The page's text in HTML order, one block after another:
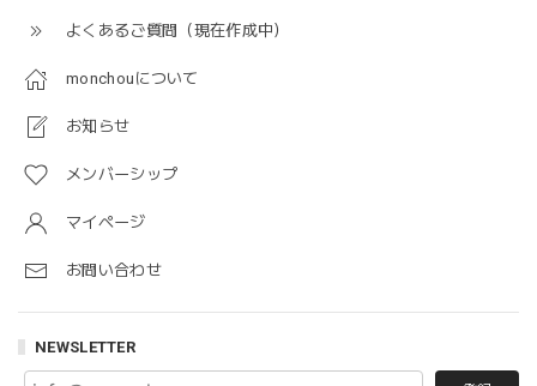
よくあるご質問（現在作成中）
monchouについて
お知らせ
メンバーシップ
マイページ
お問い合わせ
NEWSLETTER